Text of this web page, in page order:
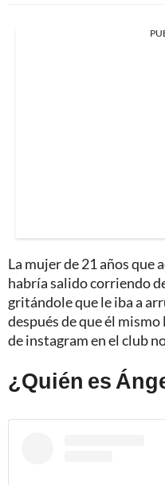
La mujer de 21 años que
habría salido corriendo
gritándole que le iba a
después de que él
de instagram en el club
¿Quién es